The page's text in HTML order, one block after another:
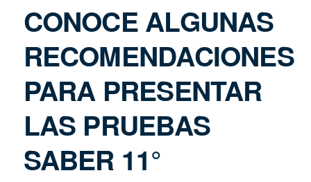
CONOCE ALGUNAS
RECOMENDACIONES
PARA PRESENTAR
LAS PRUEBAS
SABER 11°